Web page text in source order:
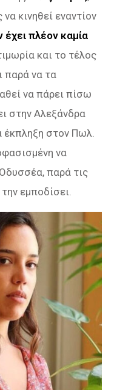
κινηθεί εναντίον
έχει πλέον καμία
και το τέλος
παρά να τα
να πάρει πίσω
στην Αλεξάνδρα
έκπληξη στον Πωλ.
να
παρά τις
εμποδίσει.